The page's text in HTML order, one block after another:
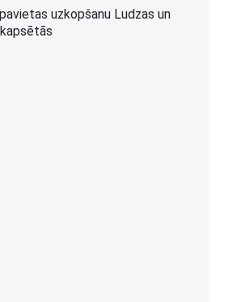
uzkopšanu Ludzas un